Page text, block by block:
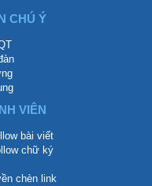
CHÚ Ý
VIÊN
bài viết
chữ ký
chèn link